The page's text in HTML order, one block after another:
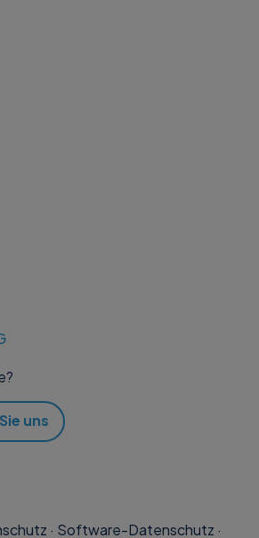
uns
· Software-Datenschutz ·